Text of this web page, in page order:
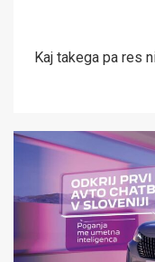
Kaj takega pa res